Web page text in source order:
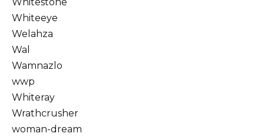
Whiteeye
Welahza
Wal
Wamnazlo
wwp
Whiteray
Wrathcrusher
woman-dream